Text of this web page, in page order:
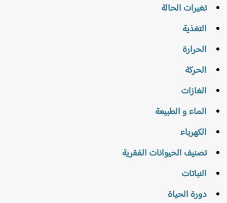
تغيرات الحالة
التغذية
الحرارة
الحركة
الغازات
الماء و الطبيعة
الكهرباء
تصنيف الحيوانات الفقرية
النباتات
دورة الحياة